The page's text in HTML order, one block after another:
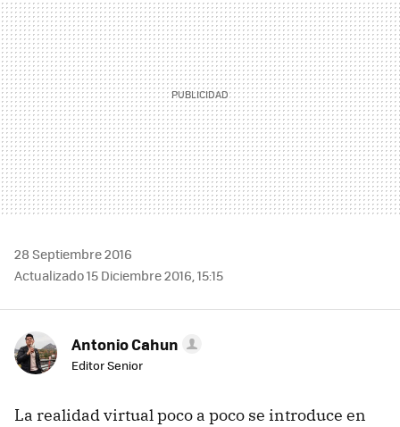
28 Septiembre 2016
Actualizado 15 Diciembre 2016, 15:15
Antonio Cahun
Editor Senior
La realidad virtual poco a poco se introduce en